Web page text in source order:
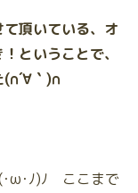
頂いている、オ
ということで、
｀)∩
･ω･ﾉ)ﾉ ここまで